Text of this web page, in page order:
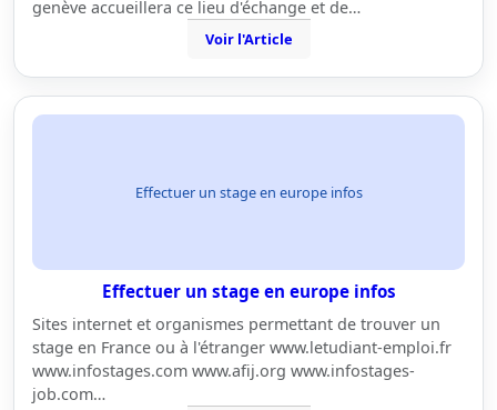
genève accueillera ce lieu d'échange et de…
Voir l'Article
Effectuer un stage en europe infos
Effectuer un stage en europe infos
Sites internet et organismes permettant de trouver un
stage en France ou à l'étranger www.letudiant-emploi.fr
www.infostages.com www.afij.org www.infostages-
job.com…